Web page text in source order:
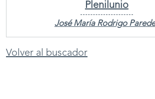
Plenilunio
José María Rodrigo
Volver al buscador